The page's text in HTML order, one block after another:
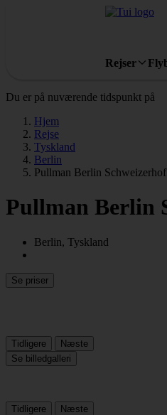
Rejser
Du er på nuværende tidspunkt på
Hjem
Rejse
Tyskland
Berlin
Pullman Berlin Schweizerhof
Pullman Berlin
Berlin, Tyskland
Se priser
Tidligere
Næste
Se billedgalleri
Tidligere Næste